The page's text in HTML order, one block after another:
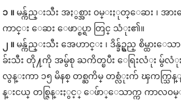
၁ ။မန္က်ည္းသီး အႏွစ္အား ၀မ္းႏုတ္ေဆး ၊
ကာင္း ေဆး ေဖာ္စပ္ရာ တြင္ သံုး၏။
၂ ။မန္က်ည္းသီး အေဟာင္း ၊ ဒိန္ခ်ဥ္ရည္ စိမ္ထား
ခ်းသီး တို႔ကို အမွ်စု ႀကိတ္ၿပီး ေရြးလံုး မွ်လံုး
လွန္းကာ ၁၅ မိနစ္ တစ္ႀကိမ္ တစ္လံုးက် ၾကက္သြန္
န္းငယ္ တစ္ဇြန္းႏွင့္ ေဖ်ာ္ေသာက္က ကာလ၀မ္